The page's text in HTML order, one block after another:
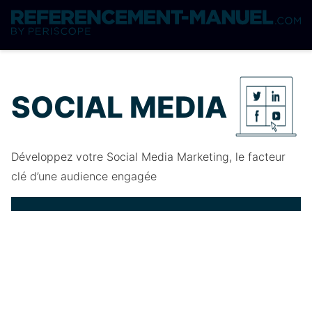
SOCIAL MEDIA
Développez votre Social Media Marketing, le facteur
clé d’une audience engagée